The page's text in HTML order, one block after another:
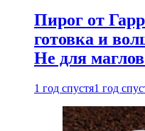
Пирог от
готовка и
Не для
1 год спустя1 год